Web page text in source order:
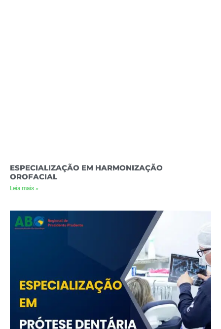
ESPECIALIZAÇÃO EM HARMONIZAÇÃO
OROFACIAL
Leia mais »